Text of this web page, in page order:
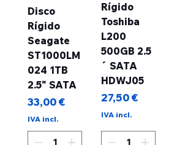
Disco
Rígido
Seagate
ST1000LM
024 1TB
2.5" SATA
Preço
33,00 €
IVA incl.
Rígido
Toshiba
L200
500GB 2.5
´ SATA
HDWJ05
Preço
27,50 €
IVA incl.